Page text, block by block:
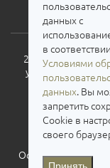
2026. Все права
условия их
Оставьте свой
данных с
в
Условиями
данных. Вы
запретить
Cookie в
своего
Принять